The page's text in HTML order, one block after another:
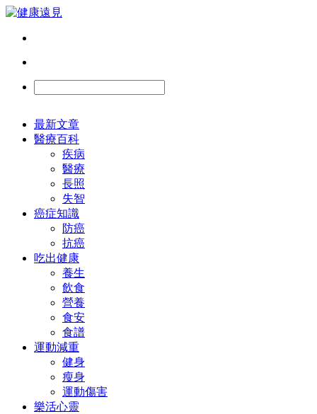
最新文章
醫療百科
疾病
醫療
長照
失智
癌症知識
防癌
抗癌
吃出健康
養生
飲食
營養
食安
食譜
運動減重
健身
瘦身
運動傷害
樂活心靈